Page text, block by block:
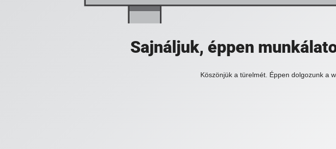
Sajnáljuk, éppen
Köszönjük a türelmét. Éppen dolgozunk a